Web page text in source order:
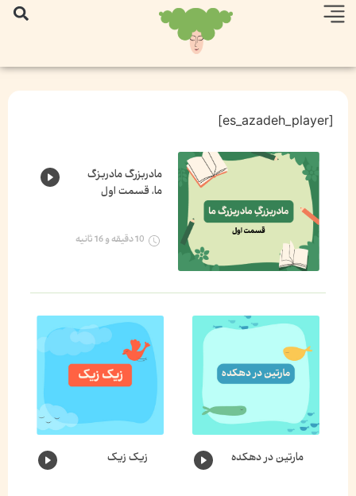
[es_azadeh_player]
مادربزرگ‌ مادربزگ
ما، قسمت اول
10 دقیقه و 16 ثانیه
مارتین در دهکده زیک زیک